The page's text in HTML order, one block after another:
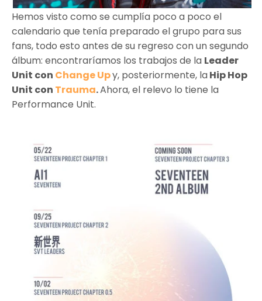
Hemos visto como se cumplía poco a poco el
calendario que tenía preparado el grupo para sus
fans, todo esto antes de su regreso con un segundo
álbum: encontraríamos los trabajos de la Leader
Unit con Change Upy, posteriormente, laHip Hop
Unit con Trauma.Ahora, el relevo lo tiene la
Performance Unit.